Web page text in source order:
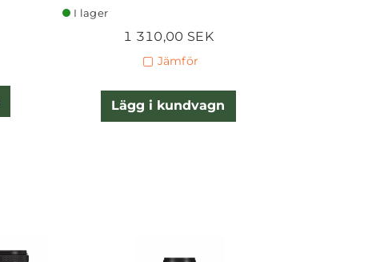
I lager
1 310,00 SEK
Jämför
Lägg i kundvagn